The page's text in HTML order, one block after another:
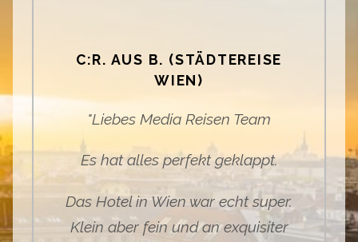
C:R. AUS B. (STÄDTEREISE
WIEN)
"Liebes Media Reisen Team
Es hat alles perfekt geklappt.
Das Hotelin Wien war echt super.
Klein aber fein und an exquisiter